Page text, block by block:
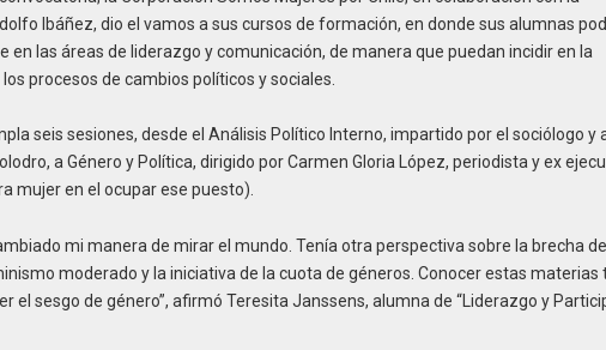
Ibáñez, dio el vamos a sus cursos de formación, en donde sus alumnas
en las áreas de liderazgo y comunicación, de manera que puedan incidir en la
procesos de cambios políticos y sociales.
seis sesiones, desde el Análisis Político Interno, impartido por el sociólogo y
a Género y Política, dirigido por Carmen Gloria López, periodista y ex
mujer en el ocupar ese puesto).
mi manera de mirar el mundo. Tenía otra perspectiva sobre la brecha de
moderado y la iniciativa de la cuota de géneros. Conocer estas materias
el sesgo de género”, afirmó Teresita Janssens, alumna de “Liderazgo y